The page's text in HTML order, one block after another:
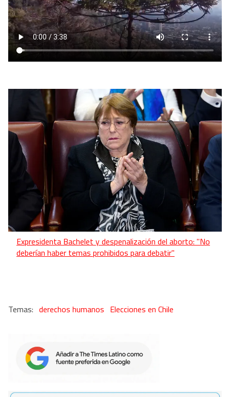
Expresidenta Bachelet y despenalización del aborto: "No
deberían haber temas prohibidos para debatir"
derechos humanos Elecciones en Chile